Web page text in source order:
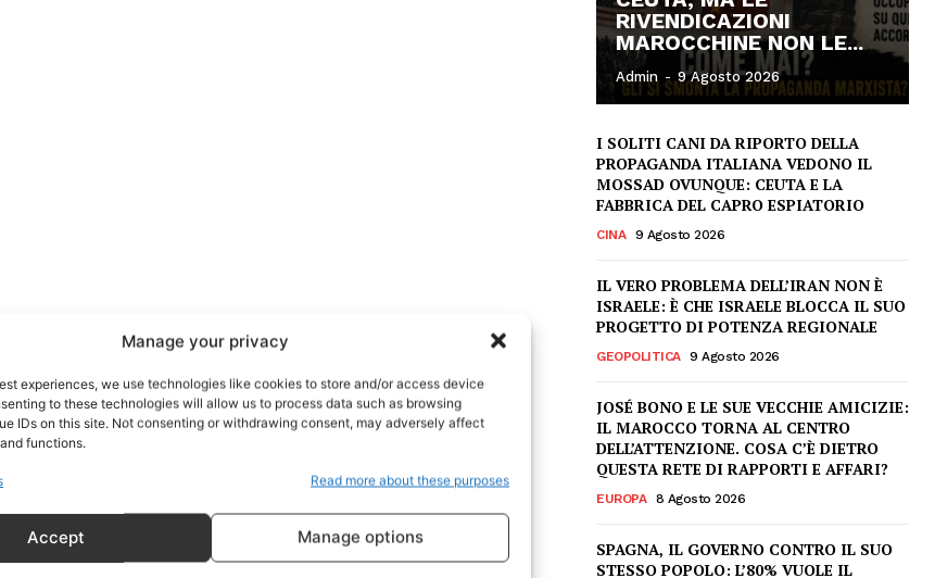
Geopolitica
Manage your privacy
experiences, we use technologies like cookies to store and/or access device
to these technologies will allow us to process data such as browsing
IDs on this site. Not consenting or withdrawing consent, may adversely affect
functions.
Read more about these purposes
Accept Manage options
RIVENDICAZIONI
MAROCCHINE NON LE...
Admin - 9 Agosto 2026
I SOLITI CANI DA RIPORTO DELLA
PROPAGANDA ITALIANA VEDONO IL
MOSSAD OVUNQUE: CEUTA E LA
FABBRICA DEL CAPRO ESPIATORIO
CINA 9 Agosto 2026
IL VERO PROBLEMA DELL’IRAN NON È
ISRAELE: È CHE ISRAELE BLOCCA IL SUO
PROGETTO DI POTENZA REGIONALE
GEOPOLITICA 9 Agosto 2026
JOSÉ BONO E LE SUE VECCHIE AMICIZIE:
IL MAROCCO TORNA AL CENTRO
DELL’ATTENZIONE. COSA C’È DIETRO
QUESTA RETE DI RAPPORTI E AFFARI?
EUROPA 8 Agosto 2026
SPAGNA, IL GOVERNO CONTRO IL SUO
STESSO POPOLO: L’80% VUOLE IL